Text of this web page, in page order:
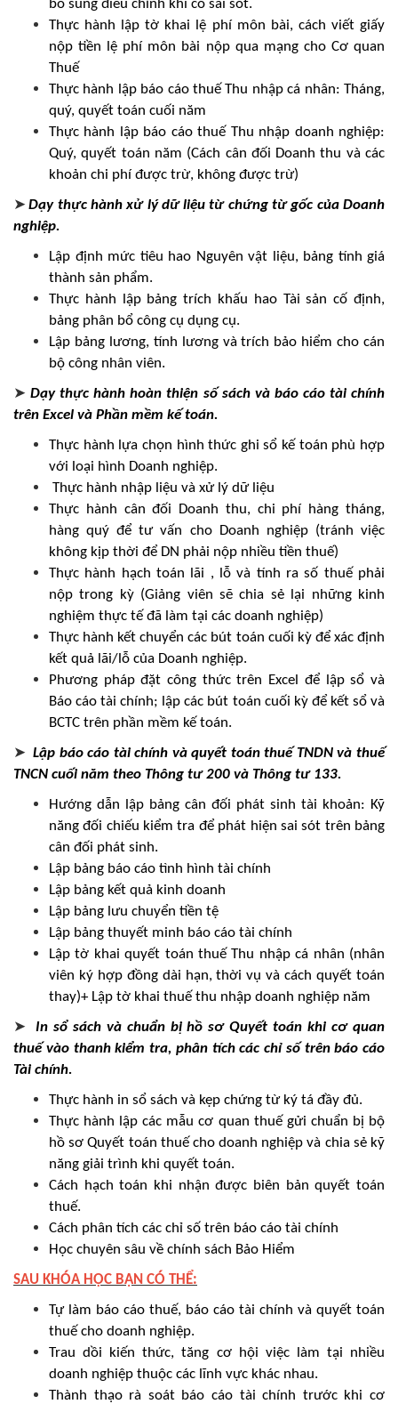
bổ sung điều chỉnh khi có sai sót.
Thực hành lập tờ khai lệ phí môn bài, cách viết giấy
nộp tiền lệ phí môn bài nộp qua mạng cho Cơ quan
Thuế
Thực hành lập báo cáo thuế Thu nhập cá nhân: Tháng,
quý, quyết toán cuối năm
Thực hành lập báo cáo thuế Thu nhập doanh nghiệp:
Quý, quyết toán năm (Cách cân đối Doanh thu và các
khoản chi phí được trừ, không được trừ)
➤ Dạy thực hành xử lý dữ liệu từ chứng từ gốc của Doanh
nghiệp.
Lập định mức tiêu hao Nguyên vật liệu, bảng tính giá
thành sản phẩm.
Thực hành lập bảng trích khấu hao Tài sản cố định,
bảng phân bổ công cụ dụng cụ.
Lập bảng lương, tính lương và trích bảo hiểm cho cán
bộ công nhân viên.
➤ Dạy thực hành hoàn thiện số sách và báo cáo tài chính
trên Excel và Phần mềm kế toán.
Thực hành lựa chọn hình thức ghi sổ kế toán phù hợp
với loại hình Doanh nghiệp.
Thực hành nhập liệu và xử lý dữ liệu
Thực hành cân đối Doanh thu, chi phí hàng tháng,
hàng quý để tư vấn cho Doanh nghiệp (tránh việc
không kịp thời để DN phải nộp nhiều tiền thuế)
Thực hành hạch toán lãi , lỗ và tính ra số thuế phải
nộp trong kỳ (Giảng viên sẽ chia sẻ lại những kinh
nghiệm thực tế đã làm tại các doanh nghiệp)
Thực hành kết chuyển các bút toán cuối kỳ để xác định
kết quả lãi/lỗ của Doanh nghiệp.
Phương pháp đặt công thức trên Excel để lập sổ và
Báo cáo tài chính; lập các bút toán cuối kỳ để kết sổ và
BCTC trên phần mềm kế toán.
➤ Lập báo cáo tài chính và quyết toán thuế TNDN và thuế
TNCN cuối năm theo Thông tư 200 và Thông tư 133.
Hướng dẫn lập bảng cân đối phát sinh tài khoản: Kỹ
năng đối chiếu kiểm tra để phát hiện sai sót trên bảng
cân đối phát sinh.
Lập bảng báo cáo tình hình tài chính
Lập bảng kết quả kinh doanh
Lập bảng lưu chuyển tiền tệ
Lập bảng thuyết minh báo cáo tài chính
Lập tờ khai quyết toán thuế Thu nhập cá nhân (nhân
viên ký hợp đồng dài hạn, thời vụ và cách quyết toán
thay)+ Lập tờ khai thuế thu nhập doanh nghiệp năm
➤
In sổ sách và chuẩn bị hồ sơ Quyết toán khi cơ quan
thuế vào thanh kiểm tra, phân tích các chỉ số trên báo cáo
Tài chính.
Thực hành in sổ sách và kẹp chứng từ ký tá đầy đủ.
Thực hành lập các mẫu cơ quan thuế gửi chuẩn bị bộ
hồ sơ Quyết toán thuế cho doanh nghiệp và chia sẻ kỹ
năng giải trình khi quyết toán.
Cách hạch toán khi nhận được biên bản quyết toán
thuế.
Cách phân tích các chỉ số trên báo cáo tài chính
Học chuyên sâu về chính sách Bảo Hiểm
SAU KHÓA HỌC BẠN CÓ THỂ:
Tự làm báo cáo thuế, báo cáo tài chính và quyết toán
thuế cho doanh nghiệp.
Trau dồi kiến thức, tăng cơ hội việc làm tại nhiều
doanh nghiệp thuộc các lĩnh vực khác nhau.
Thành thạo rà soát báo cáo tài chính trước khi cơ